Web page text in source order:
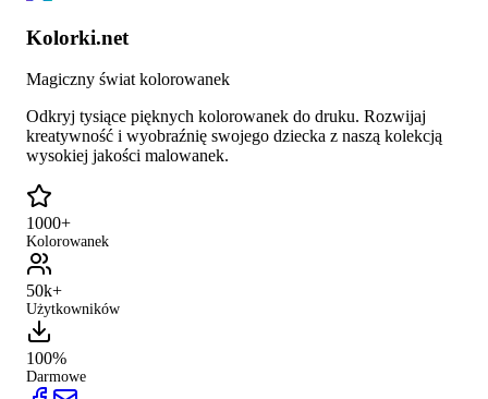
Kolorki.net
Magiczny świat kolorowanek
Odkryj tysiące pięknych kolorowanek do druku. Rozwijaj
kreatywność i wyobraźnię swojego dziecka z naszą kolekcją
wysokiej jakości malowanek.
1000+
Kolorowanek
50k+
Użytkowników
100%
Darmowe